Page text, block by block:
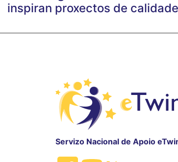
inspiran proxectos de calidade
Servizo Nacional de Apoio